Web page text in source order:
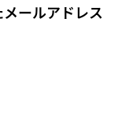
ールアドレス